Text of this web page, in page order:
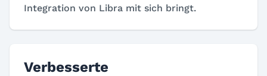
Integration von Libra mit sich bringt.
Verbesserte